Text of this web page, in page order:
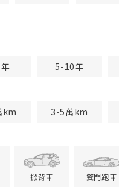
5-10年
km 3-5萬km
掀背車 雙門跑車